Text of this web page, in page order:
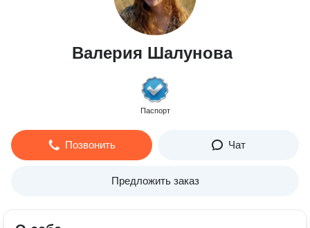
Валерия Шалунова
Паспорт
Позвонить Чат
Предложить заказ